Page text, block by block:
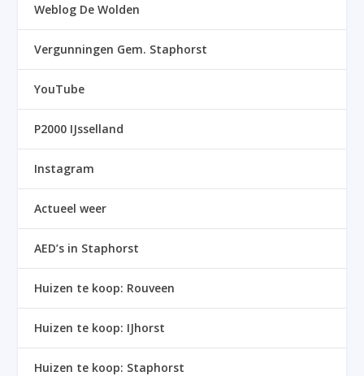
Weblog De Wolden
Vergunningen Gem. Staphorst
YouTube
P2000 IJsselland
Instagram
Actueel weer
AED’s in Staphorst
Huizen te koop: Rouveen
Huizen te koop: IJhorst
Huizen te koop: Staphorst